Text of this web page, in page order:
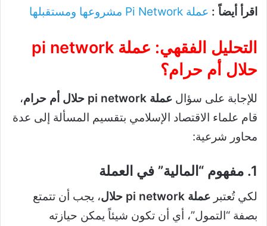
اقرأ أيضاً : عملة Pi Network مشروعها ومستقبلها
التحليل الفقهي: عملة pi network
حلال أم حرام؟
للإجابة على سؤال عملة pi network حلال أم حرام
،
قام علماء الاقتصاد الإسلامي بتقسيم المسألة إلى عدة
محاور شرعية:
1. مفهوم “المالية” في العملة
لكي تُعتبر عملة pi network حلال
، يجب أن تتمتع
بصفة “التمول”، أي أن تكون شيئاً يمكن حيازته